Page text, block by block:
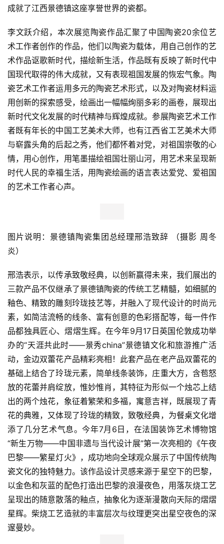
首
页
新
商
业
观
察
新
科
技
投
成就了江西景德镇这座享誉世界的瓷都。
李文跃介绍，本次展览陶瓷作品汇聚了中国陶瓷20余位艺
术工作者创作的作品，他们以陶瓷为载体，用自己创作的艺
术作品讴歌新时代，描绘新生活，作品既有反映了新时代中
国现代取得的伟大成就，又有表现祖国发展的恢宏气象。陶
瓷艺术工作者运用多元的陶瓷艺术形式，以及对陶瓷材料运
用创新的探索感受，绘画出一幅幅绚丽多彩的画卷，展现出
新时代文化发展的时代精神与辉煌成就。参展陶瓷艺术工作
者既有年长的中国工艺美术大师，也有江西省工艺美术大师
与崭露头角的后起之秀，他们都怀着对党，对祖国崇敬的心
情，用心创作，用笔墨描绘祖国壮丽山河，用艺术来呈现新
时代人民的幸福生活，用陶瓷绘画的语言表达爱党、爱祖国
的艺术工作者心声。
图片说明：景德镇陶瓷集团总经理邢浩致辞 （摄影 周冬
炎）
邢浩表示，以传承致敬经典，以创新赢得未来，我们展出的
三款产品不仅继承了景德镇陶瓷的传统工艺精髓，如细腻的
釉色、精致的雕刻玲珑技艺等，并融入了现代设计的时尚元
素，如简洁流畅的线条、富有创意的色彩搭配等，每一件作
品都独具匠心、熠熠生辉。在今年9月17日英国伦敦成功举
办的“天涯共此时——景秀china”景德镇文化和旅游推广活
动，金边双蕾花产品精彩亮相！此套产品在老产品双蕾花的
基础上结合了玲珑元素，简单线条装饰，庄重大方，含苞怒
放的花蕾并肩绽放，惟妙惟肖，其特征为形似一个烛芯上结
出的两个烛花，象征着繁荣和多福，寓意吉祥，既展现了青
花的典雅，又体现了玲珑的精致，致敬经典，为餐桌文化增
添了几分艺术气息。今年7月6日，在法国装饰艺术博物馆
“新生万物——中国非遗与当代设计展”第一次亮相的《午夜
巴黎——繁星灯火》，成功地向全球观众展示了中国传统陶
瓷文化的独特魅力。该作品设计灵感来源于星空下的巴黎，
以金色和灰蓝的配色打造出巴黎的浪漫夜色，用落灰烧工艺
呈现出的随意散落的釉点，抽象化为逐渐漫散向天际的熠熠
星辉。柴烧工艺造就的丰富层次与纹理更突出星空夜色的深
邃曼妙。